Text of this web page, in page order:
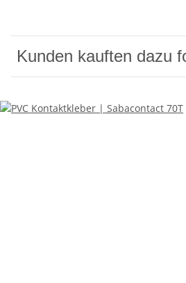
Kunden kauften dazu